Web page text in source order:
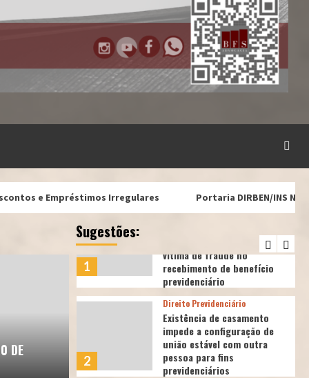
Irregulares Portaria DIRBEN/INS Nº 1260 DE 27/
DE
Sugestões:
4
advogado sp
Direito Previdenciário
Agricultora com lesões na
coluna deve receber
aposentadoria
5
Direito Previdenciário
favorável aos segurados
do INSS
1
advogado sp
Direito Previdenciário
vítima de fraude no
recebimento de benefício
previdenciário
2
Direito Previdenciário
Existência de casamento
impede a configuração de
união estável com outra
pessoa para fins
previdenciários